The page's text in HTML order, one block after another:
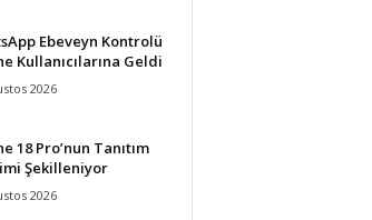
Ebeveyn Kontrolü
Kullanıcılarına Geldi
2026
18 Pro’nun Tanıtım
Şekilleniyor
2026